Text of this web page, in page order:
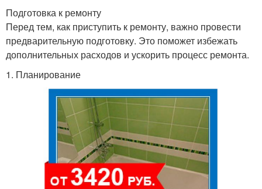
Подготовка к ремонту
Перед тем, как приступить к ремонту, важно провести
предварительную подготовку. Это поможет избежать
дополнительных расходов и ускорить процесс ремонта.
1. Планирование